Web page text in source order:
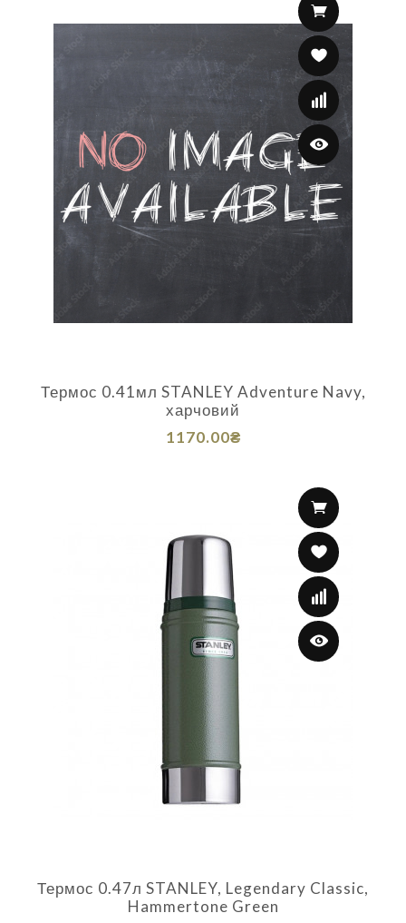
Термос 0.41мл STANLEY Adventure Navy,
харчовий
1170.00₴
Термос 0.47л STANLEY, Legendary Classic,
Hammertone Green